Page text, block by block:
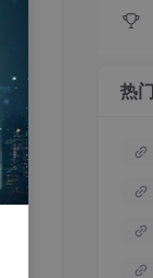
可
着
、
热